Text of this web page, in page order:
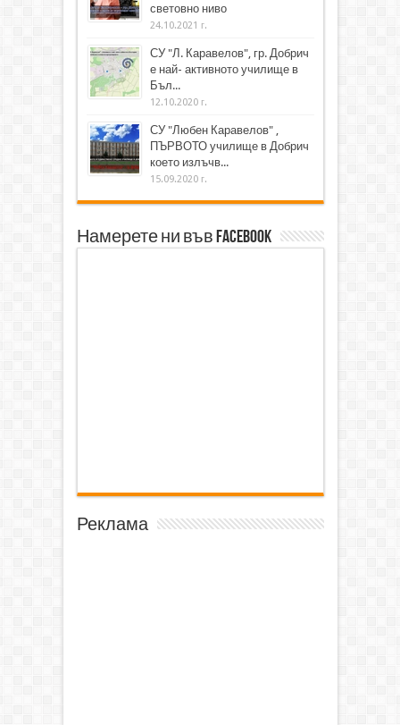
световно ниво
24.10.2021 г.
СУ "Л. Каравелов", гр. Добрич
е най- активното училище в
Бъл...
12.10.2020 г.
СУ "Любен Каравелов" ,
ПЪРВОТО училище в Добрич
което излъчв...
15.09.2020 г.
Намерете ни във Facebook
Реклама